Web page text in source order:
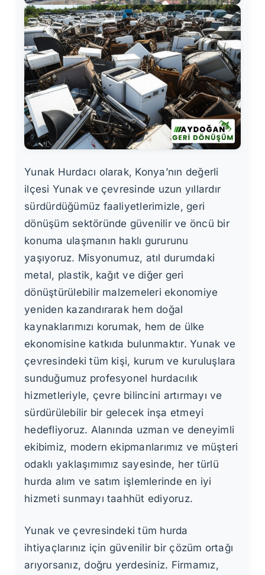
Yunak Hurdacı olarak, Konya’nın değerli
ilçesi Yunak ve çevresinde uzun yıllardır
sürdürdüğümüz faaliyetlerimizle, geri
dönüşüm sektöründe güvenilir ve öncü bir
konuma ulaşmanın haklı gururunu
yaşıyoruz. Misyonumuz, atıl durumdaki
metal, plastik, kağıt ve diğer geri
dönüştürülebilir malzemeleri ekonomiye
yeniden kazandırarak hem doğal
kaynaklarımızı korumak, hem de ülke
ekonomisine katkıda bulunmaktır. Yunak ve
çevresindeki tüm kişi, kurum ve kuruluşlara
sunduğumuz profesyonel hurdacılık
hizmetleriyle, çevre bilincini artırmayı ve
sürdürülebilir bir gelecek inşa etmeyi
hedefliyoruz. Alanında uzman ve deneyimli
ekibimiz, modern ekipmanlarımız ve müşteri
odaklı yaklaşımımız sayesinde, her türlü
hurda alım ve satım işlemlerinde en iyi
hizmeti sunmayı taahhüt ediyoruz.
Yunak ve çevresindeki tüm hurda
ihtiyaçlarınız için güvenilir bir çözüm ortağı
arıyorsanız, doğru yerdesiniz. Firmamız,